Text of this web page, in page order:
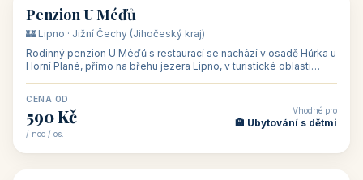
🏡 penzion
Penzion U Méďů
🏰 Lipno · Jižní Čechy (Jihočeský kraj)
Rodinný penzion U Méďů s restaurací se nachází v osadě Hůrka u
Horní Plané, přímo na břehu jezera Lipno, v turistické oblasti
CENA OD
590 Kč
/ noc / os.
Vhodné pro
🏨 Ubytování s dětmi